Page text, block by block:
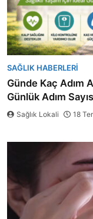
SAĞLIK HABERLERI
Günde Kaç Adım
Günlük Adım
Sağlık Lokali 18